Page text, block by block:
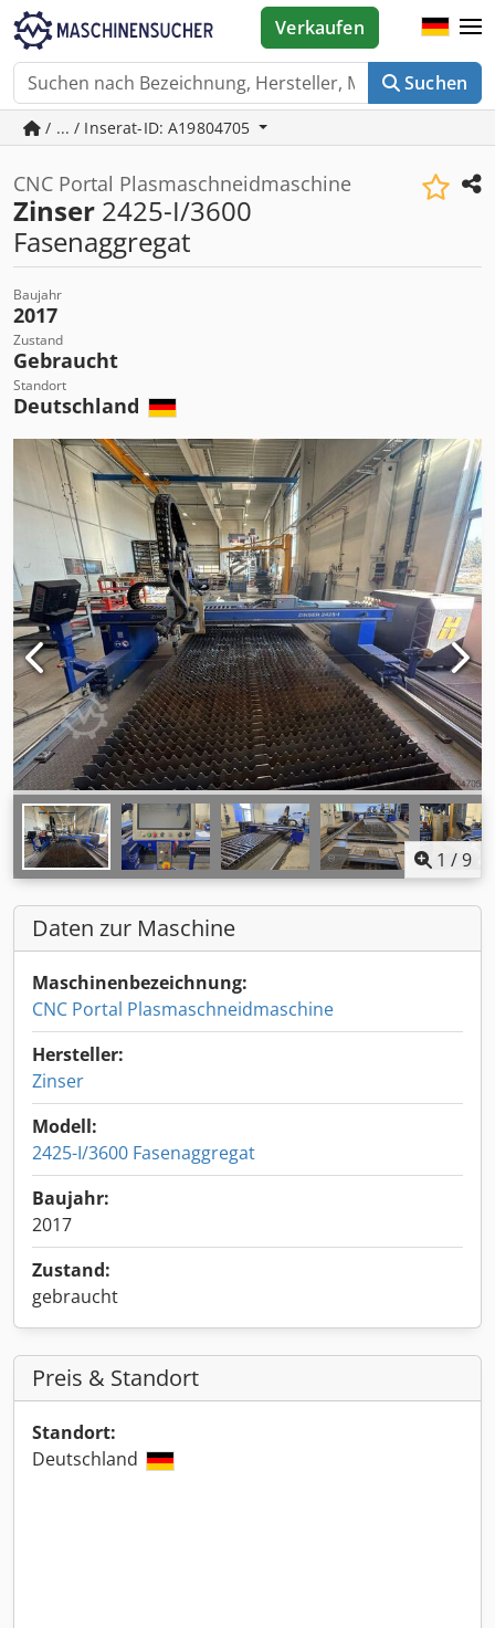
Suchen
Verkaufen
/ ... / Inserat-ID: A19804705
CNC Portal Plasmaschneidmaschine
Zinser 2425-I/3600
Fasenaggregat
Baujahr
2017
Zustand
Gebraucht
Standort
Deutschland
1 /9
Daten zur Maschine
Maschinenbezeichnung:
CNC Portal Plasmaschneidmaschine
Hersteller:
Zinser
Modell:
2425-I/3600 Fasenaggregat
Baujahr:
2017
Zustand:
gebraucht
Preis & Standort
Standort:
Deutschland